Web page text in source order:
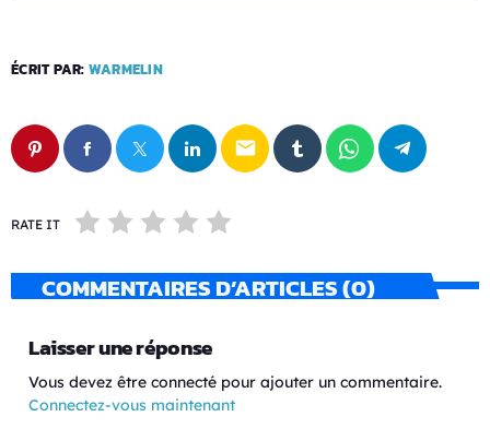
ÉCRIT PAR: WARMELIN
email
RATE IT
COMMENTAIRES D’ARTICLES (0)
Laisser une réponse
Vous devez être connecté pour ajouter un commentaire.
Connectez-vous maintenant